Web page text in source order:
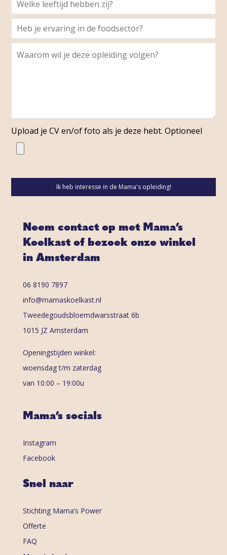
Upload je CV en/of foto als je deze hebt. Optioneel
Neem contact op met Mama’s
Koelkast of bezoek onze winkel
in Amsterdam
06 8190 7897
info@mamaskoelkast.nl
Tweedegoudsbloemdwarsstraat 6b
1015 JZ Amsterdam
Openingstijden winkel:
woensdag t/m zaterdag
van 10:00 – 19:00u
Mama’s socials
Instagram
Facebook
Snel naar
Stichting Mama’s Power
Offerte
FAQ